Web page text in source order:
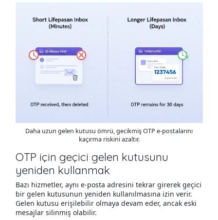
Daha uzun gelen kutusu ömrü, gecikmiş OTP e-postalarını
kaçırma riskini azaltır.
OTP için geçici gelen kutusunu
yeniden kullanmak
Bazı hizmetler, aynı e-posta adresini tekrar girerek geçici
bir gelen kutusunun yeniden kullanılmasına izin verir.
Gelen kutusu erişilebilir olmaya devam eder, ancak eski
mesajlar silinmiş olabilir.